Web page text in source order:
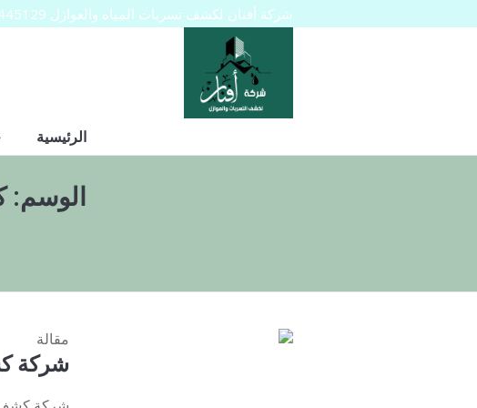
شركة أفنان لكشف تسربات المياه والعوازل 0553445129
الرئيسية
الوسم:
مقالة
شركة